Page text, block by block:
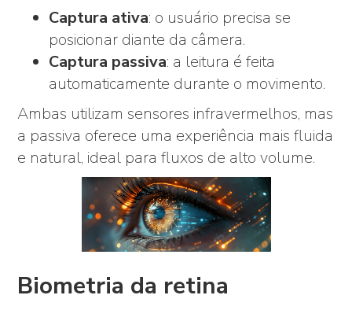
Captura ativa: o usuário precisa se
posicionar diante da câmera.
Captura passiva: a leitura é feita
automaticamente durante o movimento.
Ambas utilizam sensores infravermelhos, mas
a passiva oferece uma experiência mais fluida
e natural, ideal para fluxos de alto volume.
Biometria da retina